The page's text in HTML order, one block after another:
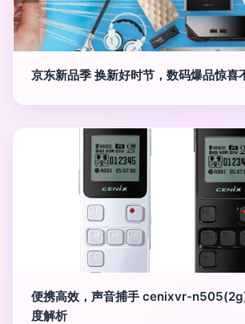
京东新品季 换新好时节，数码爆品惊喜
便携高效，声音捕手 cenixvr-
度解析